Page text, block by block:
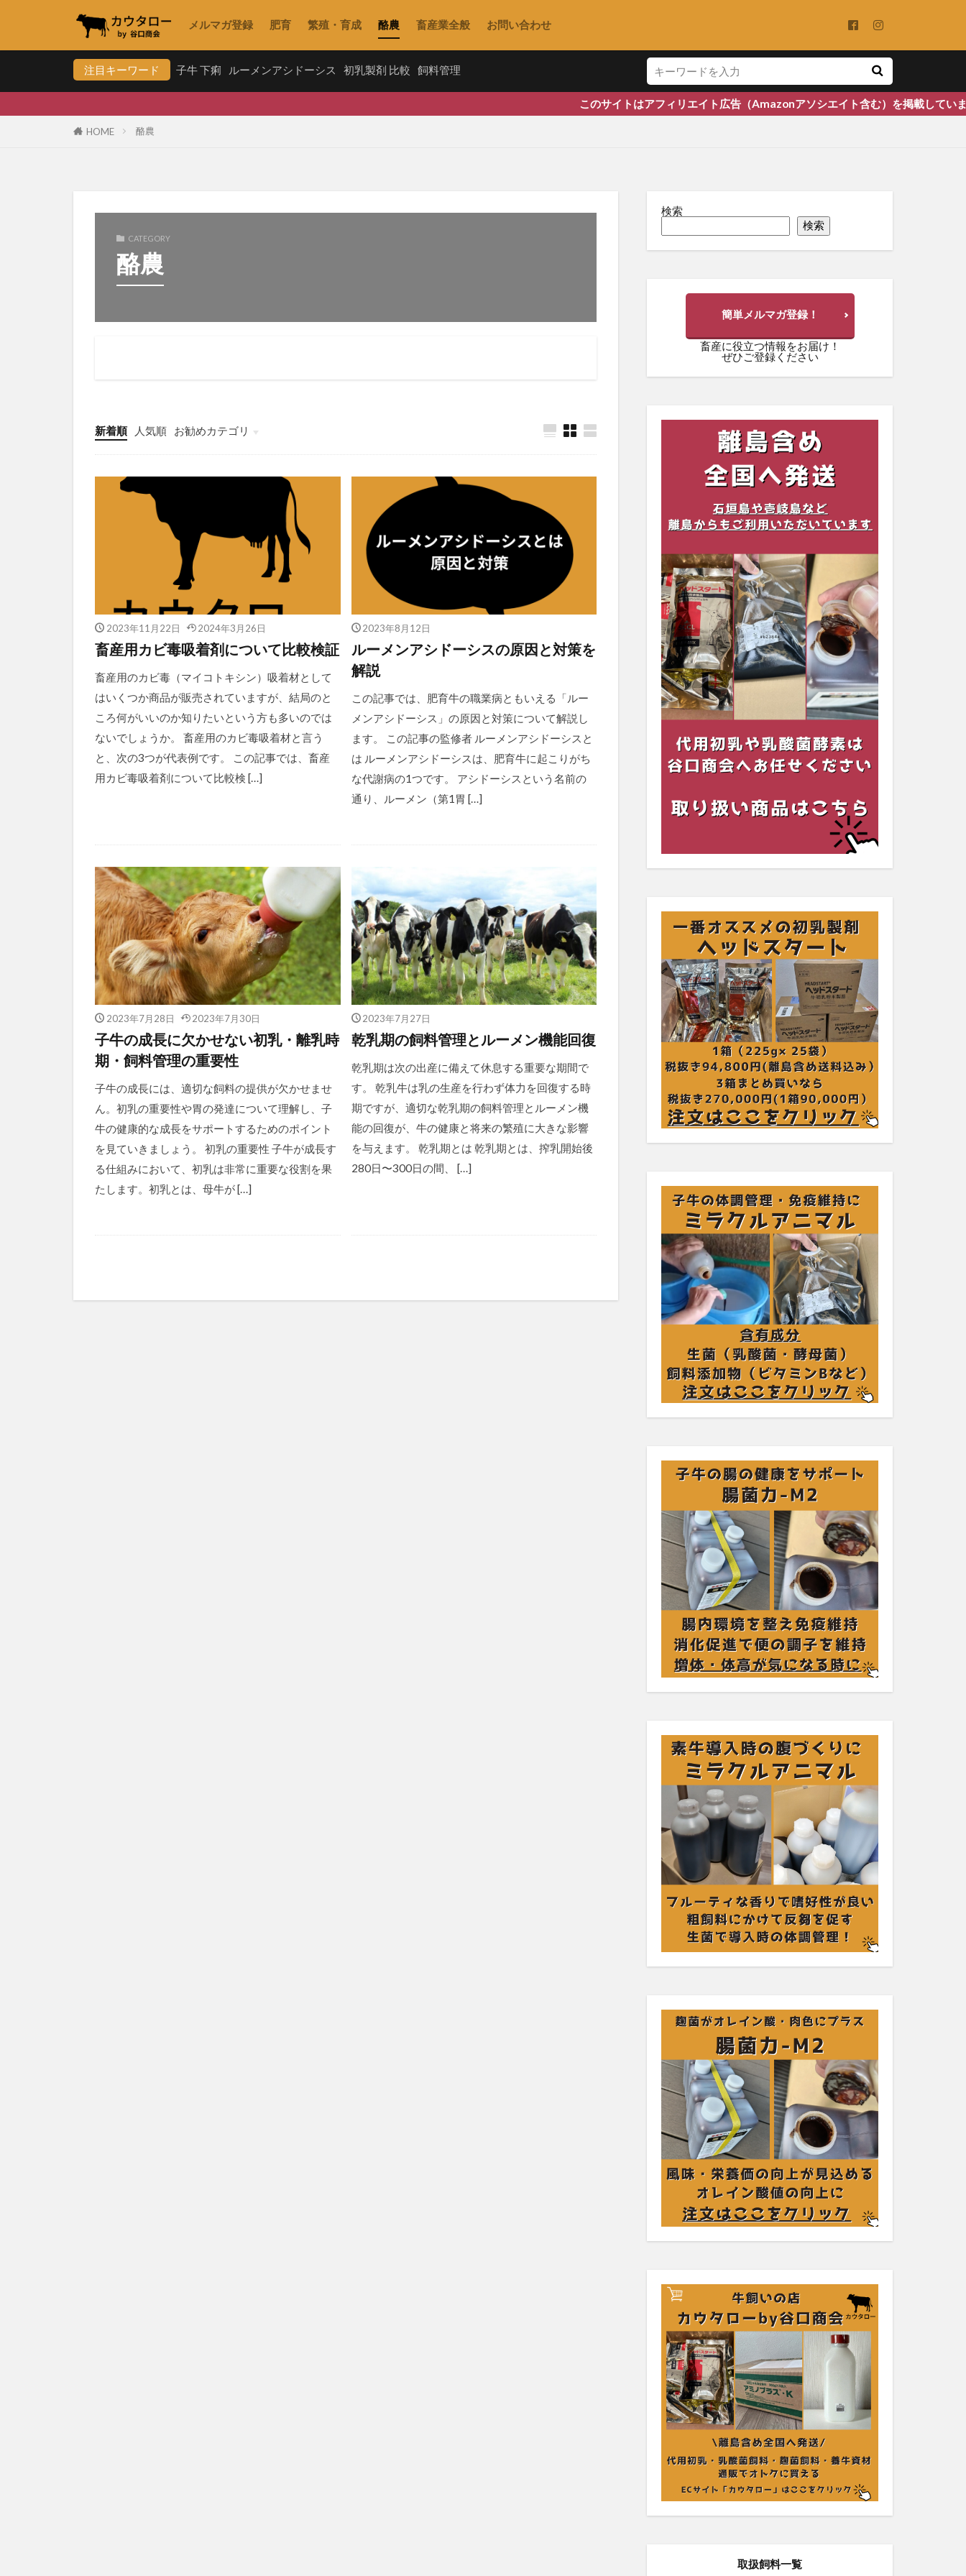
メルマガ登録 肥育 繁殖・育成 酪農 畜産業全般 お問い合わせ
注目キーワード 子牛 下痢 ルーメンアシドーシス 初乳製剤 比較 飼料管理
このサイトはアフィリエイト広告（Amazonアソシエイト含む）を掲載しています
HOME 酪農
CATEGORY
酪農
新着順 人気順
お勧めカテゴリ
酪農
2023年11月22日 2024年3月26日
畜産用カビ毒吸着剤について比較検証
畜産用のカビ毒（マイコトキシン）吸着材として
はいくつか商品が販売されていますが、結局のと
ころ何がいいのか知りたいという方も多いのでは
ないでしょうか。 畜産用のカビ毒吸着材と言う
と、次の3つが代表例です。 この記事では、畜産
用カビ毒吸着剤について比較検 […]
2023年8月12日
ルーメンアシドーシスの原因と対策を
解説
この記事では、肥育牛の職業病ともいえる「ルー
メンアシドーシス」の原因と対策について解説し
ます。 この記事の監修者 ルーメンアシドーシスと
は ルーメンアシドーシスは、肥育牛に起こりがち
な代謝病の1つです。 アシドーシスという名前の
通り、ルーメン（第1胃 […]
2023年7月28日 2023年7月30日
子牛の成長に欠かせない初乳・離乳時
期・飼料管理の重要性
子牛の成長には、適切な飼料の提供が欠かせませ
ん。初乳の重要性や胃の発達について理解し、子
牛の健康的な成長をサポートするためのポイント
を見ていきましょう。 初乳の重要性 子牛が成長す
る仕組みにおいて、初乳は非常に重要な役割を果
たします。初乳とは、母牛が […]
2023年7月27日
乾乳期の飼料管理とルーメン機能回復
乾乳期は次の出産に備えて休息する重要な期間で
す。 乾乳牛は乳の生産を行わず体力を回復する時
期ですが、適切な乾乳期の飼料管理とルーメン機
能の回復が、牛の健康と将来の繁殖に大きな影響
を与えます。 乾乳期とは 乾乳期とは、搾乳開始後
280日〜300日の間、 […]
検索
検索
簡単メルマガ登録！
畜産に役立つ情報をお届け！
ぜひご登録ください
取扱飼料一覧